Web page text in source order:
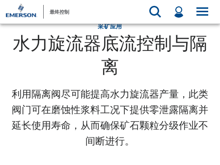
最终控制
采矿应用
水力旋流器底流控制与隔
离
利用隔离阀尽可能提高水力旋流器产量，此类
阀门可在磨蚀性浆料工况下提供零泄露隔离并
延长使用寿命，从而确保矿石颗粒分级作业不
间断进行。